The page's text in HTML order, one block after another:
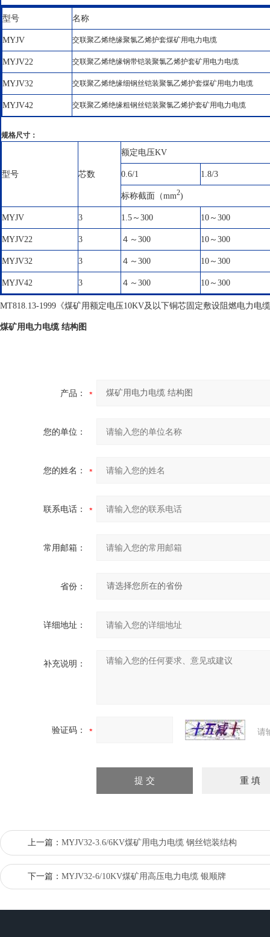
型号 名称
MYJV 交联聚乙烯绝缘聚氯乙烯护套煤矿用电力电缆
MYJV22 交联聚乙烯绝缘钢带铠装聚氯乙烯护套矿用电力电缆
MYJV32 交联聚乙烯绝缘细钢丝铠装聚氯乙烯护套煤矿用电力电缆
MYJV42 交联聚乙烯绝缘粗钢丝铠装聚氯乙烯护套矿用电力电缆
规格尺寸：
型号 芯数
额定电压KV
0.6/1 1.8/3
标称截面（mm2)
MYJV 3 1.5～300 10～300
MYJV22 3 ４～300 10～300
MYJV32 3 ４～300 10～300
MYJV42 3 ４～300 10～300
MT818.13-1999《煤矿用额定电压10KV及以下铜芯固定敷设阻燃电力电
煤矿用电力电缆 结构图
产品：
您的单位：
您的姓名：
联系电话：
常用邮箱：
省份：
详细地址：
补充说明：
验证码： 请
上一篇： MYJV32-3.6/6KV煤矿用电力电缆 钢丝铠装结构
下一篇： MYJV32-6/10KV煤矿用高压电力电缆 银顺牌